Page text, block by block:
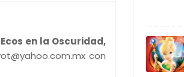
Ecos en la Oscuridad,
con